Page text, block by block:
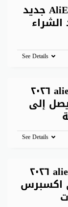
كوبون خصم AliExpress جديد
عند الشراء
See Details
رمز ترويجي aliexpress ٢٠٢٦
إلى
See Details
كوبون خصم aliexpress ٢٠٢٦
على اكسبرس